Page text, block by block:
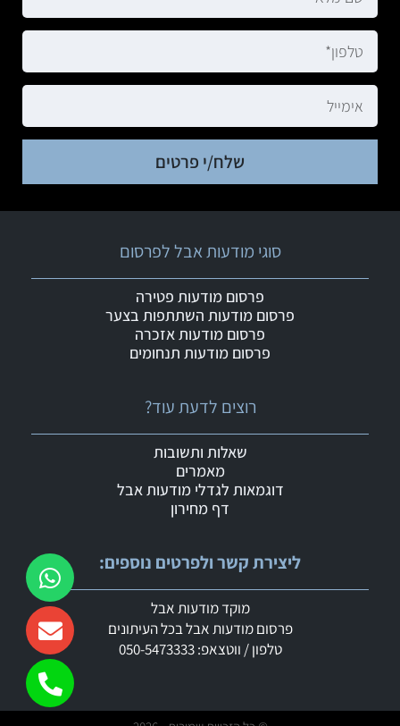
שלח/י פרטים
ליצירת קשר ולפרטים נוספים:
מוקד מודעות אבל
פרסום מודעות אבל בכל העיתונים
טלפון / ווטצאפ: 050-5473333
רוצים לדעת עוד?
שאלות ותשובות
מאמרים
דוגמאות לגדלי מודעות אבל
דף מחירון
סוגי מודעות אבל לפרסום
פרסום מודעות פטירה
פרסום מודעות השתתפות בצער
פרסום מודעות אזכרה
פרסום מודעות תנחומים